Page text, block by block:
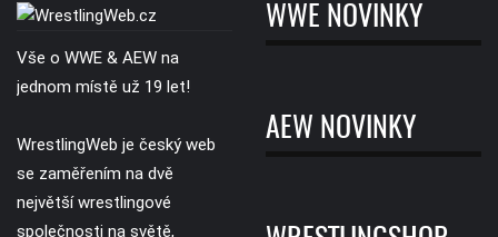
Vše o WWE & AEW na
jednom místě už 19 let!
WrestlingWeb je český web
se zaměřením na dvě
největší wrestlingové
společnosti na světě,
WWE NOVINKY
AEW NOVINKY